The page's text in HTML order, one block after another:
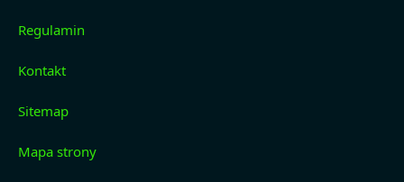
Regulamin
Kontakt
Sitemap
Mapa strony